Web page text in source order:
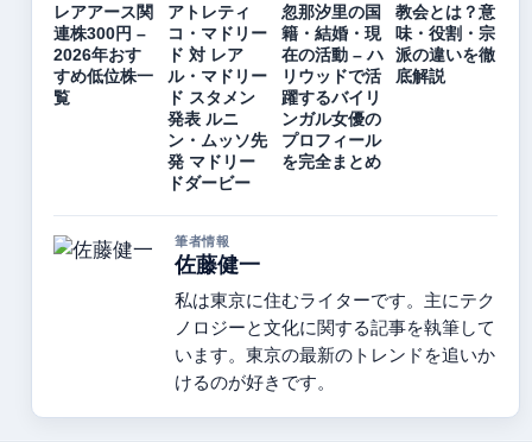
レアアース関
連株300円 –
2026年おす
すめ低位株一
覧
アトレティ
コ・マドリー
ド 対 レア
ル・マドリー
ド スタメン
発表 ルニ
ン・ムッソ先
発 マドリー
ドダービー
忽那汐里の国
籍・結婚・現
在の活動 – ハ
リウッドで活
躍するバイリ
ンガル女優の
プロフィール
を完全まとめ
教会とは？意
味・役割・宗
派の違いを徹
底解説
筆者情報
佐藤健一
私は東京に住むライターです。主にテク
ノロジーと文化に関する記事を執筆して
います。東京の最新のトレンドを追いか
けるのが好きです。